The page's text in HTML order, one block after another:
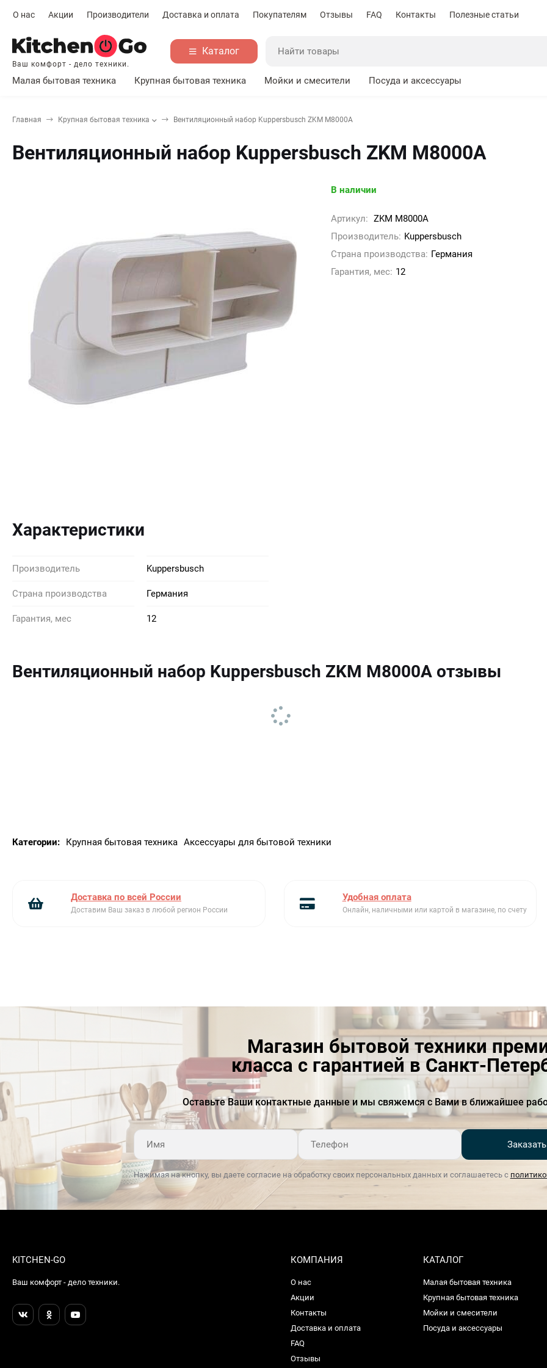
О нас Акции Производители Доставка и оплата Покупателям Отзывы FAQ Контакты Полезные статьи
Ваш комфорт - дело техники.
Каталог
Малая бытовая техника Крупная бытовая техника Мойки и смесители Посуда и аксессуары
Главная Крупная бытовая техника Вентиляционный набор Kuppersbusch ZKM M8000A
Вентиляционный набор Kuppersbusch ZKM M8000A
В наличии
Артикул: ZKM M8000A
Производитель: Kuppersbusch
Страна производства: Германия
Гарантия, мес: 12
Характеристики
Производитель Kuppersbusch
Страна производства Германия
Гарантия, мес 12
Вентиляционный набор Kuppersbusch ZKM M8000A отзывы
Категории: Крупная бытовая техника Аксессуары для бытовой техники
Доставка по всей России
Доставим Ваш заказ в любой регион России
Удобная оплата
Онлайн, наличными или картой в магазине, по счету
Магазин бытовой техники
класса с гарантией в Санкт-
Оставьте Ваши контактные данные и мы свяжемся с Вами в ближайшее
Нажимая на кнопку, вы даете согласие на обработку своих персональных данных и соглашаетесь с
KITCHEN-GO
Ваш комфорт - дело техники.
КОМПАНИЯ
О нас
Акции
Контакты
Доставка и оплата
FAQ
Отзывы
КАТАЛОГ
Малая бытовая техника
Крупная бытовая техника
Мойки и смесители
Посуда и аксессуары